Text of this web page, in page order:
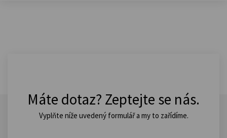
Máte dotaz? Zeptejte se nás.
Vyplňte níže uvedený formulář a my to zařídíme.